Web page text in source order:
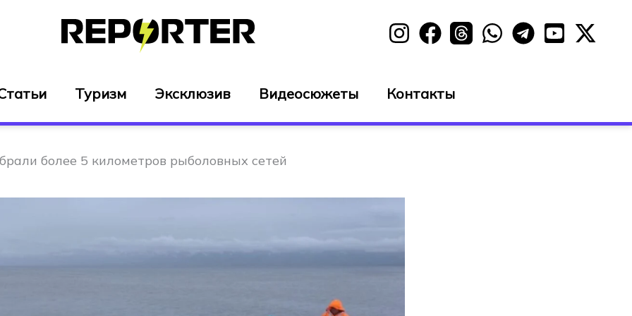
Туризм Эксклюзив Видеосюжеты Контакты
более 5 километров рыболовных сетей